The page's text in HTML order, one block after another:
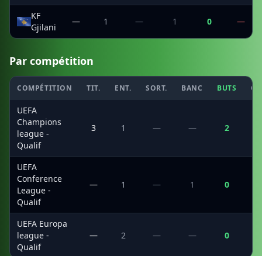
KF
Gjilani
— 1 — 1 0 —
Par compétition
COMPÉTITION TIT. ENT. SORT. BANC BUTS
UEFA
Champions
league -
Qualif
3 1 — — 2
UEFA
Conference
League -
Qualif
— 1 — 1 0
UEFA Europa
league -
Qualif
— 2 — — 0